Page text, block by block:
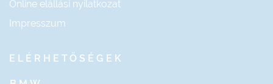
Online elállási nyilatkozat
Impresszum
ELÉRHETŐSÉGEK